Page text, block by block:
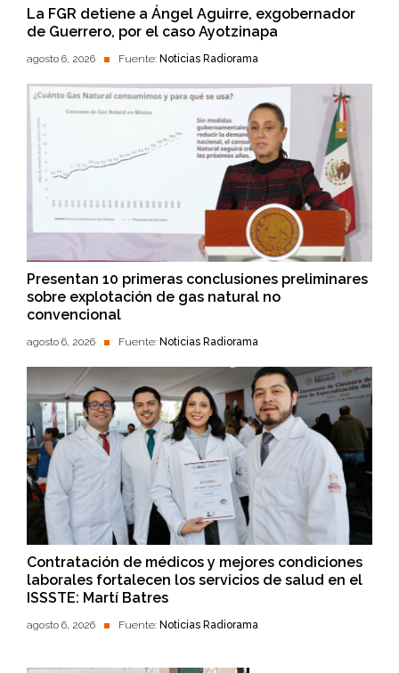
La FGR detiene a Ángel Aguirre, exgobernador
de Guerrero, por el caso Ayotzinapa
agosto 6, 2026 Fuente: Noticias Radiorama
Presentan 10 primeras conclusiones preliminares
sobre explotación de gas natural no
convencional
agosto 6, 2026 Fuente: Noticias Radiorama
Contratación de médicos y mejores condiciones
laborales fortalecen los servicios de salud en el
ISSSTE: Martí Batres
agosto 6, 2026 Fuente: Noticias Radiorama